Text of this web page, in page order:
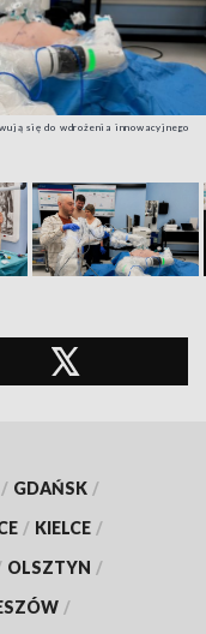
się do wdrożenia innowacyjnego
/ GDAŃSK /
/ KIELCE /
OLSZTYN /
/